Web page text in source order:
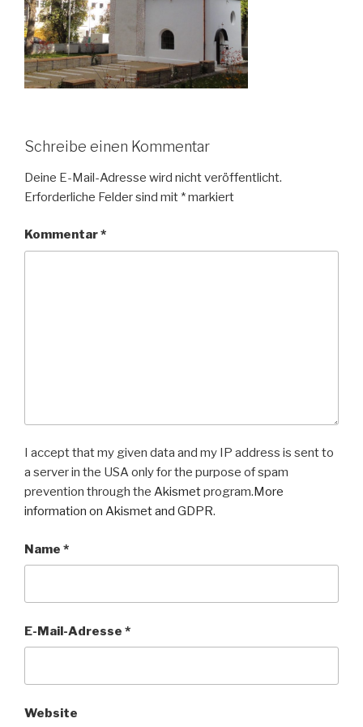
Schreibe einen Kommentar
Deine E-Mail-Adresse wird nicht veröffentlicht.
Erforderliche Felder sind mit *markiert
Kommentar*
I accept that my given data and my IP address is sent to
a server in the USA only for the purpose of spam
prevention through the Akismetprogram.More
information on Akismet and GDPR.
Name *
E-Mail-Adresse *
Website